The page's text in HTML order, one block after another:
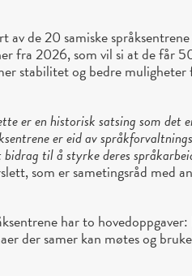
av de 20 samiske
fra 2026, som vil si at de får
stabilitet og bedre
er en historisk satsing som det
er eid av
til å styrke deres
som er sametingsråd med
har to
der samer kan møtes og